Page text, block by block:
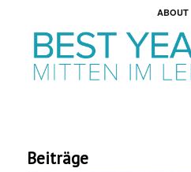
ABOUT
Beiträge